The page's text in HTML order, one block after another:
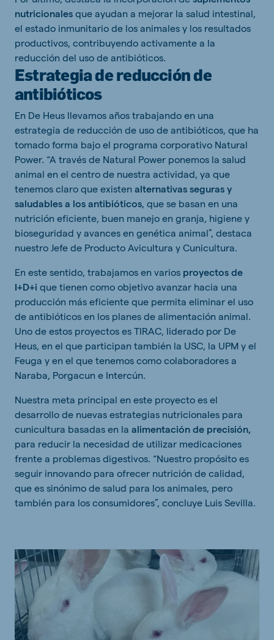
nutricionales que ayudan a mejorar la salud intestinal,
el estado inmunitario de los animales y los resultados
productivos, contribuyendo activamente a la
reducción del uso de antibióticos.
Estrategia de reducción de
antibióticos
En De Heus llevamos años trabajando en una
estrategia de reducción de uso de antibióticos, que ha
tomado forma bajo el programa corporativo Natural
Power. “A través de Natural Power ponemos la salud
animal en el centro de nuestra actividad, ya que
tenemos claro que existen alternativas seguras y
saludables a los antibióticos, que se basan en una
nutrición eficiente, buen manejo en granja, higiene y
bioseguridad y avances en genética animal”, destaca
nuestro Jefe de Producto Avicultura y Cunicultura.
En este sentido, trabajamos en varios proyectos de
I+D+i que tienen como objetivo avanzar hacia una
producción más eficiente que permita eliminar el uso
de antibióticos en los planes de alimentación animal.
Uno de estos proyectos es TIRAC, liderado por De
Heus, en el que participan también la USC, la UPM y el
Feuga y en el que tenemos como colaboradores a
Naraba, Porgacun e Intercún.
Nuestra meta principal en este proyecto es el
desarrollo de nuevas estrategias nutricionales para
cunicultura basadas en la alimentación de precisión,
para reducir la necesidad de utilizar medicaciones
frente a problemas digestivos. “Nuestro propósito es
seguir innovando para ofrecer nutrición de calidad,
que es sinónimo de salud para los animales, pero
también para los consumidores”, concluye Luis Sevilla.